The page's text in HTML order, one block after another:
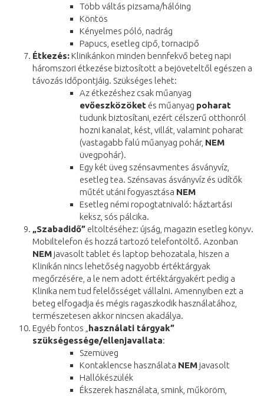
Több váltás pizsama/hálóing
Köntös
Kényelmes póló, nadrág
Papucs, esetleg cipő, tornacipő
Étkezés: Klinikánkon minden bennfekvő beteg napi
háromszori étkezése biztosított a bejöveteltől egészen a
távozás időpontjáig. Szükséges lehet:
Az étkezéshez csak műanyag
evőeszközöket és műanyag poharat
tudunk biztosítani, ezért célszerű otthonról
hozni kanalat, kést, villát, valamint poharat
(vastagabb falú műanyag pohár, NEM
üvegpohár).
Egy két üveg szénsavmentes ásványvíz,
esetleg tea. Szénsavas ásványvíz és üdítők
műtét utáni fogyasztása NEM
Esetleg némi ropogtatnivaló: háztartási
keksz, sós pálcika.
„Szabadidő” eltöltéséhez: újság, magazin esetleg könyv.
Mobiltelefon és hozzá tartozó telefontöltő. Azonban
NEM javasolt tablet és laptop behozatala, hiszen a
Klinikán nincs lehetőség nagyobb értéktárgyak
megőrzésére, a le nem adott értéktárgyakért pedig a
Klinika nem tud felelősséget vállalni. Amennyiben ezt a
beteg elfogadja és mégis ragaszkodik használatához,
természetesen akkor nincsen akadálya.
Egyéb fontos „ használati tárgyak”
szükségessége/ellenjavallata:
Szemüveg
Kontaklencse használata NEM javasolt
Hallókészülék
Ékszerek használata, smink, műköröm,